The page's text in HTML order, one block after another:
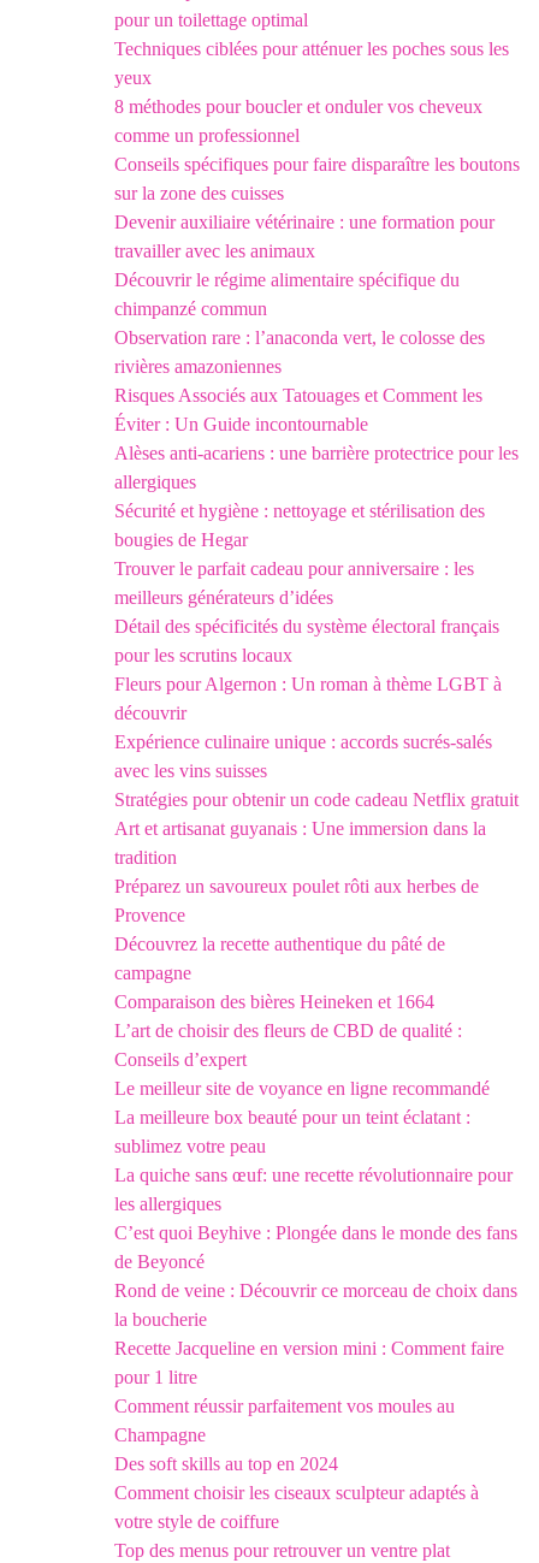
pour un toilettage optimal
Techniques ciblées pour atténuer les poches sous les
yeux
8 méthodes pour boucler et onduler vos cheveux
comme un professionnel
Conseils spécifiques pour faire disparaître les boutons
sur la zone des cuisses
Devenir auxiliaire vétérinaire : une formation pour
travailler avec les animaux
Découvrir le régime alimentaire spécifique du
chimpanzé commun
Observation rare : l’anaconda vert, le colosse des
rivières amazoniennes
Risques Associés aux Tatouages et Comment les
Éviter : Un Guide incontournable
Alèses anti-acariens : une barrière protectrice pour les
allergiques
Sécurité et hygiène : nettoyage et stérilisation des
bougies de Hegar
Trouver le parfait cadeau pour anniversaire : les
meilleurs générateurs d’idées
Détail des spécificités du système électoral français
pour les scrutins locaux
Fleurs pour Algernon : Un roman à thème LGBT à
découvrir
Expérience culinaire unique : accords sucrés-salés
avec les vins suisses
Stratégies pour obtenir un code cadeau Netflix gratuit
Art et artisanat guyanais : Une immersion dans la
tradition
Préparez un savoureux poulet rôti aux herbes de
Provence
Découvrez la recette authentique du pâté de
campagne
Comparaison des bières Heineken et 1664
L’art de choisir des fleurs de CBD de qualité :
Conseils d’expert
Le meilleur site de voyance en ligne recommandé
La meilleure box beauté pour un teint éclatant :
sublimez votre peau
La quiche sans œuf: une recette révolutionnaire pour
les allergiques
C’est quoi Beyhive : Plongée dans le monde des fans
de Beyoncé
Rond de veine : Découvrir ce morceau de choix dans
la boucherie
Recette Jacqueline en version mini : Comment faire
pour 1 litre
Comment réussir parfaitement vos moules au
Champagne
Des soft skills au top en 2024
Comment choisir les ciseaux sculpteur adaptés à
votre style de coiffure
Top des menus pour retrouver un ventre plat